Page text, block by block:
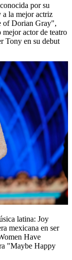
por su
a la mejor actriz
of Dorian Gray",
actor de teatro
Tony en su debut
latina: Joy
mexicana en ser
Have
"Maybe Happy